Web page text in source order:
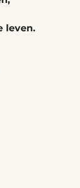
leven.